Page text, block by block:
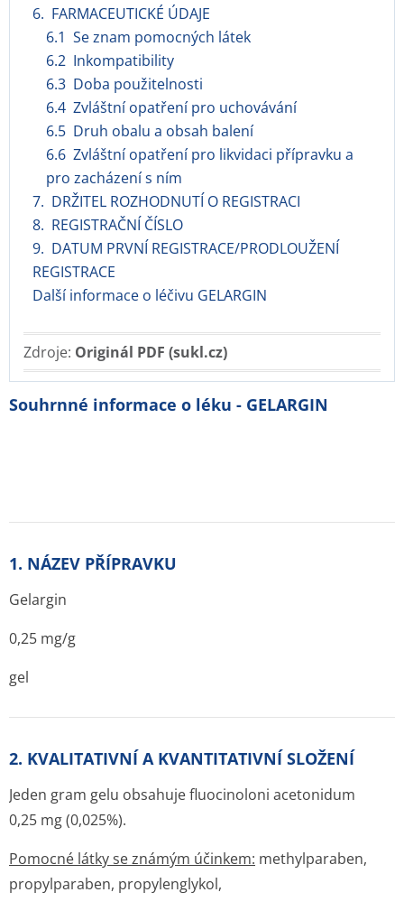
6. FARMACEUTICKÉ ÚDAJE
6.1 Se znam pomocných látek
6.2 Inkompatibility
6.3 Doba použitelnosti
6.4 Zvláštní opatření pro uchovávání
6.5 Druh obalu a obsah balení
6.6 Zvláštní opatření pro likvidaci přípravku a
pro zacházení s ním
7. DRŽITEL ROZHODNUTÍ O REGISTRACI
8. REGISTRAČNÍ ČÍSLO
9. DATUM PRVNÍ REGISTRACE/PRODLOUŽENÍ
REGISTRACE
Další informace o léčivu GELARGIN
Zdroje: Originál PDF (sukl.cz)
Souhrnné informace o léku - GELARGIN
1. NÁZEV PŘÍPRAVKU
Gelargin
0,25 mg/g
gel
2. KVALITATIVNÍ A KVANTITATIVNÍ SLOŽENÍ
Jeden gram gelu obsahuje fluocinoloni acetonidum
0,25 mg (0,025%).
Pomocné látky se známým účinkem: methylparaben,
propylparaben, propylenglykol,